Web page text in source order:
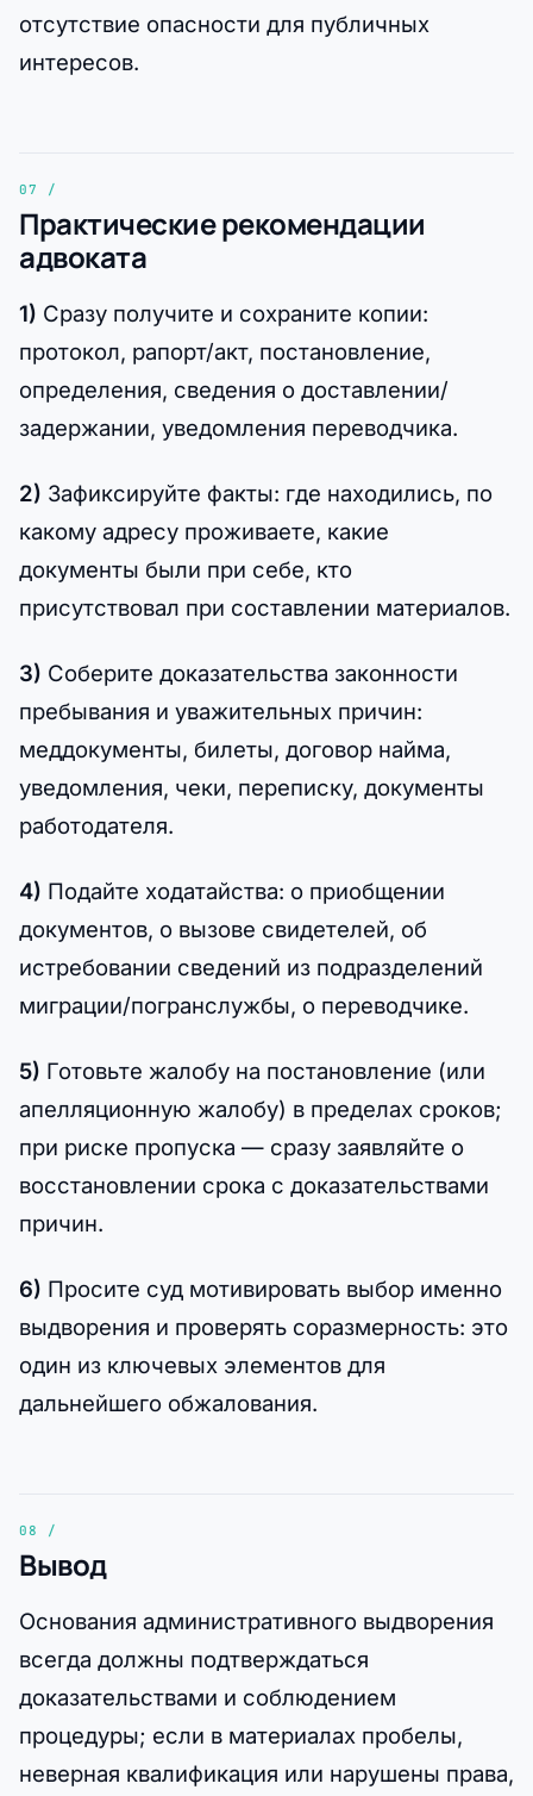
отсутствие опасности для публичных
интересов.
Практические рекомендации
адвоката
1) Сразу получите и сохраните копии:
протокол, рапорт/акт, постановление,
определения, сведения о доставлении/
задержании, уведомления переводчика.
2) Зафиксируйте факты: где находились, по
какому адресу проживаете, какие
документы были при себе, кто
присутствовал при составлении материалов.
3) Соберите доказательства законности
пребывания и уважительных причин:
меддокументы, билеты, договор найма,
уведомления, чеки, переписку, документы
работодателя.
4) Подайте ходатайства: о приобщении
документов, о вызове свидетелей, об
истребовании сведений из подразделений
миграции/погранслужбы, о переводчике.
5) Готовьте жалобу на постановление (или
апелляционную жалобу) в пределах сроков;
при риске пропуска — сразу заявляйте о
восстановлении срока с доказательствами
причин.
6) Просите суд мотивировать выбор именно
выдворения и проверять соразмерность: это
один из ключевых элементов для
дальнейшего обжалования.
Вывод
Основания административного выдворения
всегда должны подтверждаться
доказательствами и соблюдением
процедуры; если в материалах пробелы,
неверная квалификация или нарушены права,